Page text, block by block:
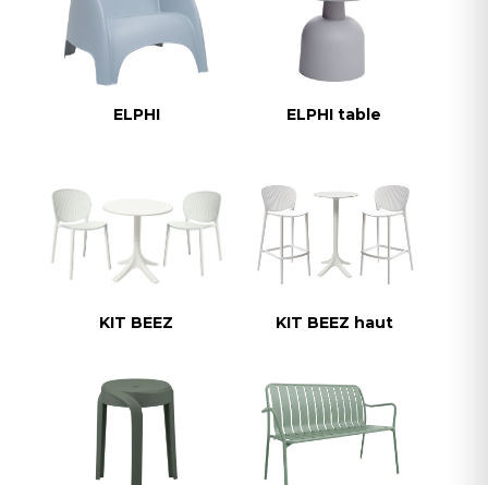
ELPHI ELPHI table
KIT BEEZ KIT BEEZ haut